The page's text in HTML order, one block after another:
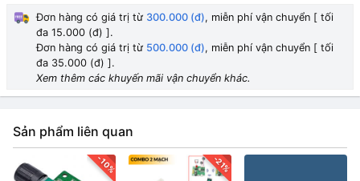
Đơn hàng có giá trị từ 300.000 (đ), miễn phí vận chuyển [ tối
đa 15.000 (đ) ].
Đơn hàng có giá trị từ 500.000 (đ), miễn phí vận chuyển [ tối
đa 35.000 (đ) ].
Xem thêm các khuyến mãi vận chuyển khác.
Sản phẩm liên quan
-10% -21%